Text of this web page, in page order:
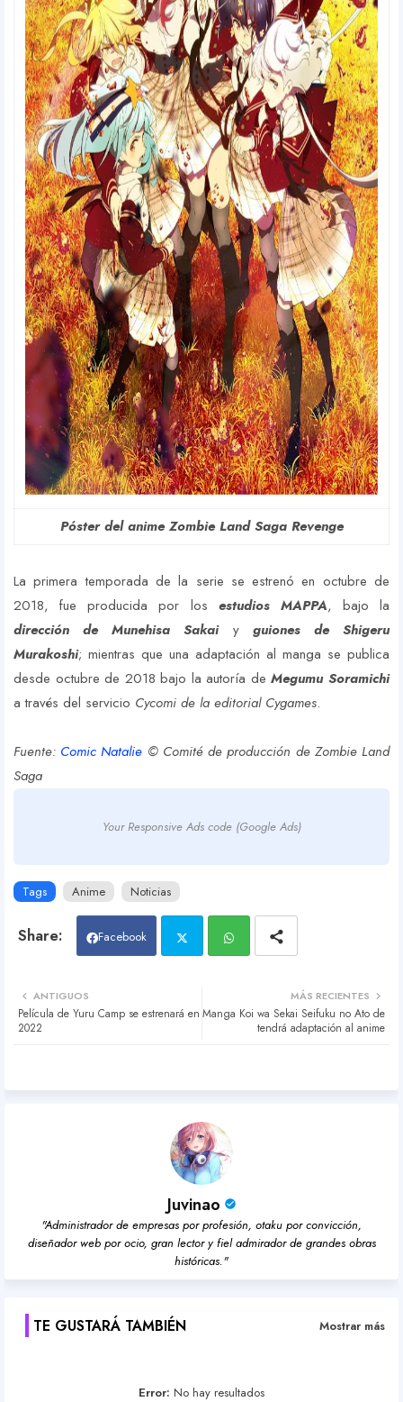
Póster del anime Zombie Land Saga Revenge
La primera temporada de la serie se estrenó en octubre de
2018, fue producida por los estudios MAPPA, bajo la
dirección de Munehisa Sakaiy guiones de Shigeru
Murakoshi; mientras que una adaptación al manga se publica
desde octubre de 2018 bajo la autoría deMegumu Soramichi
a través del servicio Cycomi de la editorial Cygames.
Fuente: Comic Natalie © Comité de producción de Zombie Land
Saga
Your Responsive Ads code (Google Ads)
Tags Anime Noticias
Facebook
ter atsa
MÁS RECIENTES
Manga Koi wa Sekai Seifuku no Ato de
tendrá adaptación al anime
ANTIGUOS
Película de Yuru Camp se estrenará en
2022
Juvinao
"Administrador de empresas por profesión, otaku por convicción,
diseñador web por ocio, gran lector y fiel admirador de grandes obras
históricas."
TE GUSTARÁ TAMBIÉN Mostrar más
Error: No hay resultados